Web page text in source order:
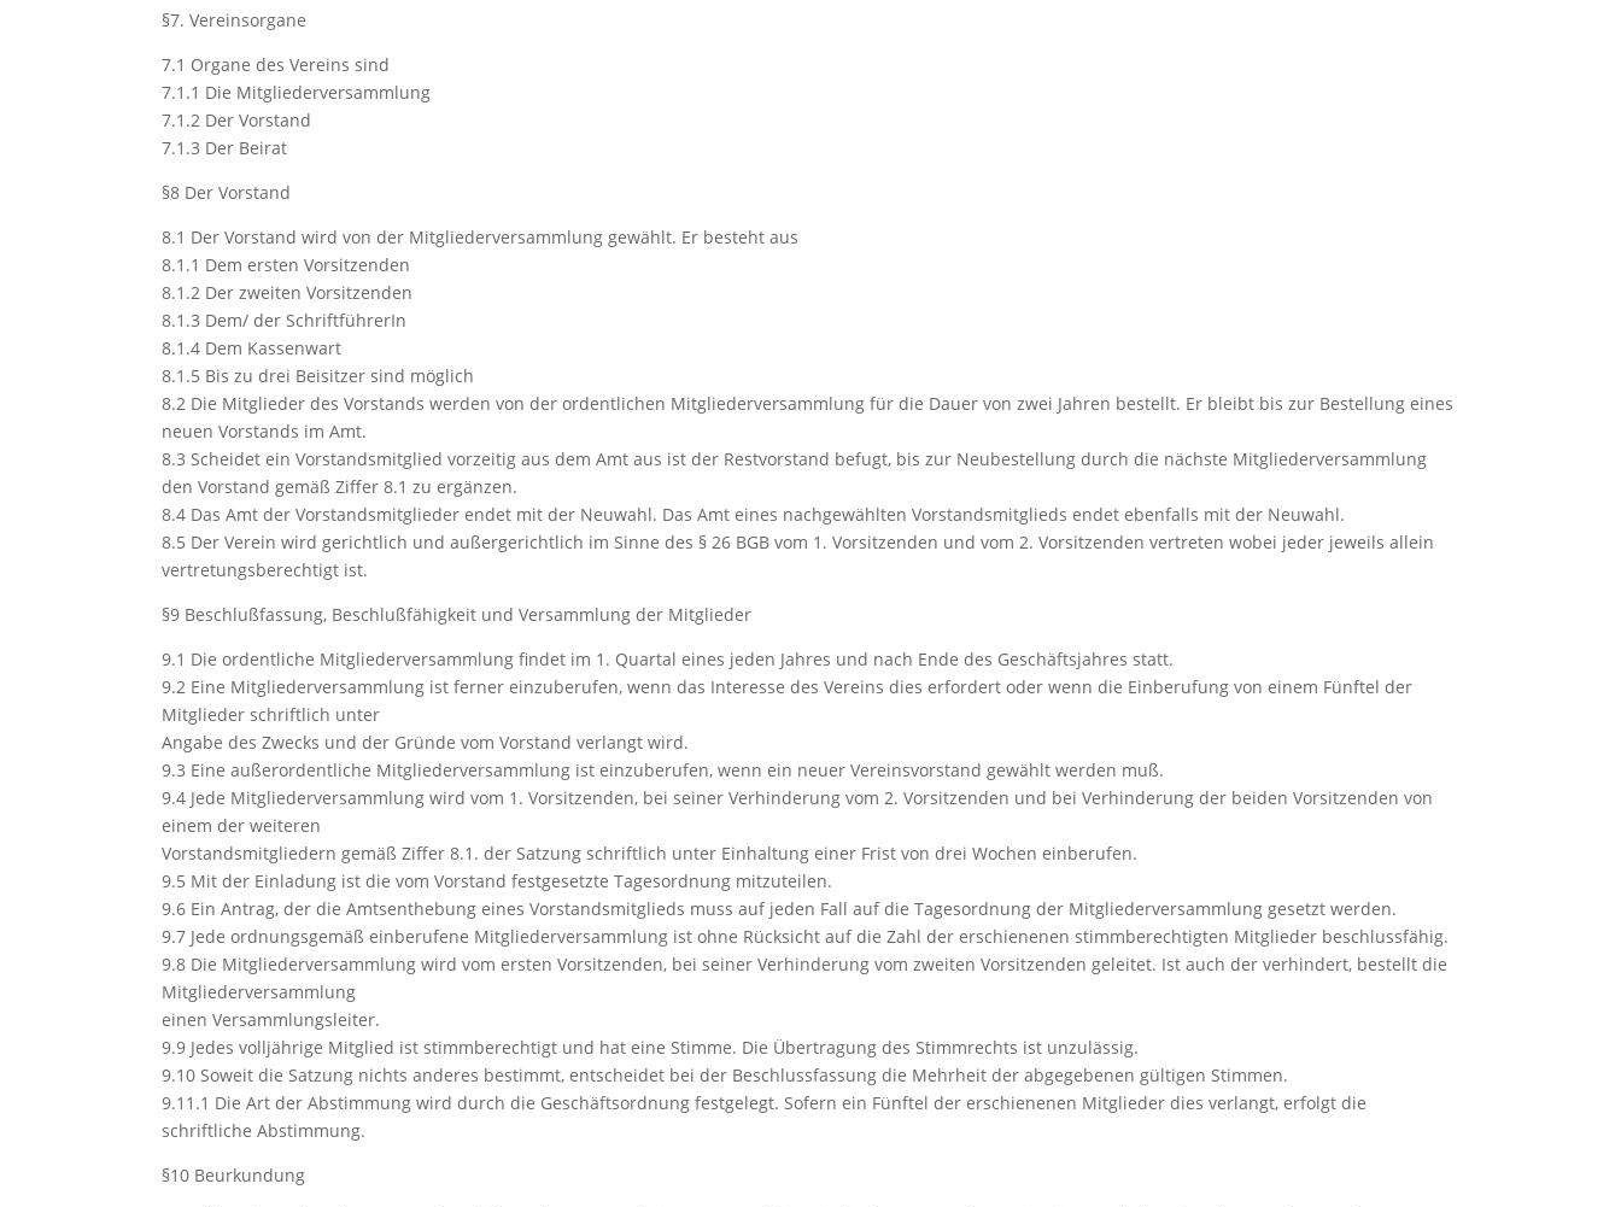
§7. Vereinsorgane
7.1 Organe des Vereins sind
7.1.1 Die Mitgliederversammlung
7.1.2 Der Vorstand
7.1.3 Der Beirat
§8 Der Vorstand
8.1 Der Vorstand wird von der Mitgliederversammlung gewählt. Er besteht aus
8.1.1 Dem ersten Vorsitzenden
8.1.2 Der zweiten Vorsitzenden
8.1.3 Dem/ der SchriftführerIn
8.1.4 Dem Kassenwart
8.1.5 Bis zu drei Beisitzer sind möglich
8.2 Die Mitglieder des Vorstands werden von der ordentlichen Mitgliederversammlung für die Dauer von zwei Jahren bestellt. Er bleibt bis zur Bestellung eines
neuen Vorstands im Amt.
8.3 Scheidet ein Vorstandsmitglied vorzeitig aus dem Amt aus ist der Restvorstand befugt, bis zur Neubestellung durch die nächste Mitgliederversammlung
den Vorstand gemäß Ziffer 8.1 zu ergänzen.
8.4 Das Amt der Vorstandsmitglieder endet mit der Neuwahl. Das Amt eines nachgewählten Vorstandsmitglieds endet ebenfalls mit der Neuwahl.
8.5 Der Verein wird gerichtlich und außergerichtlich im Sinne des § 26 BGB vom 1. Vorsitzenden und vom 2. Vorsitzenden vertreten wobei jeder jeweils allein
vertretungsberechtigt ist.
§9 Beschlußfassung, Beschlußfähigkeit und Versammlung der Mitglieder
9.1 Die ordentliche Mitgliederversammlung findet im 1. Quartal eines jeden Jahres und nach Ende des Geschäftsjahres statt.
9.2 Eine Mitgliederversammlung ist ferner einzuberufen, wenn das Interesse des Vereins dies erfordert oder wenn die Einberufung von einem Fünftel der
Mitglieder schriftlich unter
Angabe des Zwecks und der Gründe vom Vorstand verlangt wird.
9.3 Eine außerordentliche Mitgliederversammlung ist einzuberufen, wenn ein neuer Vereinsvorstand gewählt werden muß.
9.4 Jede Mitgliederversammlung wird vom 1. Vorsitzenden, bei seiner Verhinderung vom 2. Vorsitzenden und bei Verhinderung der beiden Vorsitzenden von
einem der weiteren
Vorstandsmitgliedern gemäß Ziffer 8.1. der Satzung schriftlich unter Einhaltung einer Frist von drei Wochen einberufen.
9.5 Mit der Einladung ist die vom Vorstand festgesetzte Tagesordnung mitzuteilen.
9.6 Ein Antrag, der die Amtsenthebung eines Vorstandsmitglieds muss auf jeden Fall auf die Tagesordnung der Mitgliederversammlung gesetzt werden.
9.7 Jede ordnungsgemäß einberufene Mitgliederversammlung ist ohne Rücksicht auf die Zahl der erschienenen stimmberechtigten Mitglieder beschlussfähig.
9.8 Die Mitgliederversammlung wird vom ersten Vorsitzenden, bei seiner Verhinderung vom zweiten Vorsitzenden geleitet. Ist auch der verhindert, bestellt die
Mitgliederversammlung
einen Versammlungsleiter.
9.9 Jedes volljährige Mitglied ist stimmberechtigt und hat eine Stimme. Die Übertragung des Stimmrechts ist unzulässig.
9.10 Soweit die Satzung nichts anderes bestimmt, entscheidet bei der Beschlussfassung die Mehrheit der abgegebenen gültigen Stimmen.
9.11.1 Die Art der Abstimmung wird durch die Geschäftsordnung festgelegt. Sofern ein Fünftel der erschienenen Mitglieder dies verlangt, erfolgt die
schriftliche Abstimmung.
§10 Beurkundung